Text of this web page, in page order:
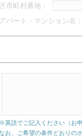
区市町村番地：
アパート・マンション名
※英語でご記入ください（お
お、ご希望の条件どおりの